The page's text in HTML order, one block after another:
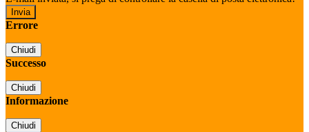
Errore
Chiudi
Successo
Chiudi
Informazione
Chiudi